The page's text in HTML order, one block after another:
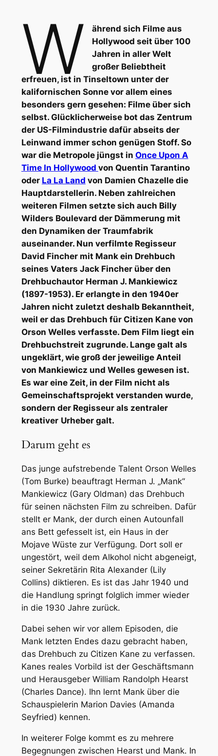
W
ährend sich Filme aus
Hollywood seit über 100
Jahren in aller Welt
großer Beliebtheit
erfreuen, ist in Tinseltown unter der
kalifornischen Sonne vor allem eines
besonders gern gesehen: Filme über sich
selbst. Glücklicherweise bot das Zentrum
der US-Filmindustrie dafür abseits der
Leinwand immer schon genügen Stoff. So
war die Metropole jüngst in Once Upon A
Time In Hollywood von Quentin Tarantino
oder La La Land von Damien Chazelle die
Hauptdarstellerin. Neben zahlreichen
weiteren Filmen setzte sich auch Billy
Wilders Boulevard der Dämmerung mit
den Dynamiken der Traumfabrik
auseinander. Nun verfilmte Regisseur
David Fincher mit Mankein Drehbuch
seines Vaters Jack Fincher über den
Drehbuchautor Herman J. Mankiewicz
(1897-1953). Er erlangte in den 1940er
Jahren nicht zuletzt deshalb Bekanntheit,
weil er das Drehbuch für Citizen Kanevon
Orson Welles verfasste. Dem Film liegt ein
Drehbuchstreit zugrunde. Lange galt als
ungeklärt, wie groß der jeweilige Anteil
von Mankiewicz und Welles gewesen ist.
Es war eine Zeit, in der Film nicht als
Gemeinschaftsprojekt verstanden wurde,
sondern der Regisseur als zentraler
kreativer Urheber galt.
Darum geht es
Das junge aufstrebende Talent Orson Welles
(Tom Burke) beauftragt Herman J. „Mank“
Mankiewicz (Gary Oldman) das Drehbuch
für seinen nächsten Film zu schreiben. Dafür
stellt er Mank, der durch einen Autounfall
ans Bett gefesselt ist, ein Haus in der
Mojave Wüste zur Verfügung. Dort soll er
ungestört, weil dem Alkohol nicht abgeneigt,
seiner Sekretärin Rita Alexander (Lily
Collins) diktieren. Es ist das Jahr 1940 und
die Handlung springt folglich immer wieder
in die 1930 Jahre zurück.
Dabei sehen wir vor allem Episoden, die
Mank letzten Endes dazu gebracht haben,
das Drehbuch zu Citizen Kane zu verfassen.
Kanes reales Vorbild ist der Geschäftsmann
und Herausgeber William Randolph Hearst
(Charles Dance). Ihn lernt Mank über die
Schauspielerin Marion Davies (Amanda
Seyfried) kennen.
In weiterer Folge kommt es zu mehrere
Begegnungen zwischen Hearst und Mank. In